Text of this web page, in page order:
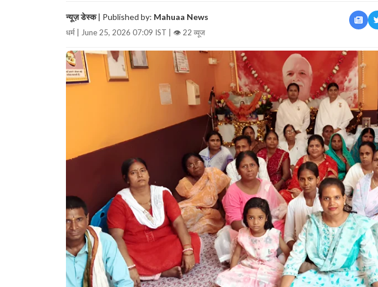
न्यूज़ डेस्क| Published by: Mahuaa News
धर्म | June 25, 2026 07:09 IST | 👁 22 व्यूज